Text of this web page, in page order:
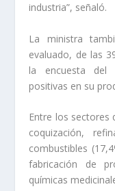
industria”, señaló.
La ministra
evaluado, de las
la encuesta del
positivas en su
Entre los sectores
coquización,
combustibles
fabricación de
químicas